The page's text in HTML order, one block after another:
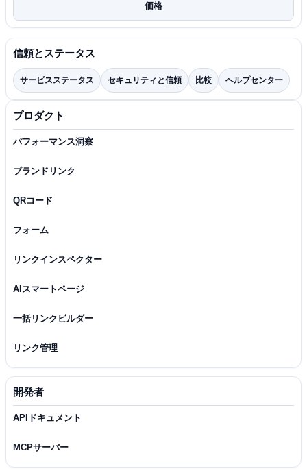
価格
信頼とステータス
サービスステータス セキュリティと信頼 比較 ヘルプセンター
プロダクト
パフォーマンス洞察
ブランドリンク
QRコード
フォーム
リンクインスペクター
AIスマートページ
一括リンクビルダー
リンク管理
開発者
APIドキュメント
MCPサーバー